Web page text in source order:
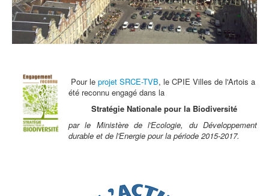
Guide Nature Patrimoine Volontaire (GNPV)
Centre de Ressources du Territoire (CRT)
Contact
Pour le projet SRCE-TVB, le CPIE Villes de l'Artois a
été reconnu engagé dans la
Stratégie Nationale pour la Biodiversité
par le Ministère de l'Ecologie, du Développement
durable et de l'Energie pour la période 2015-2017.